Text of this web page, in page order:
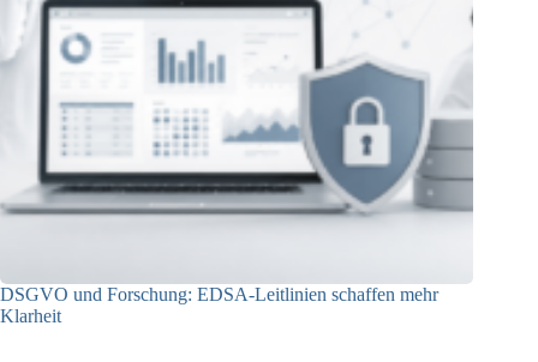
DSGVO und Forschung: EDSA-Leitlinien schaffen mehr
Klarheit